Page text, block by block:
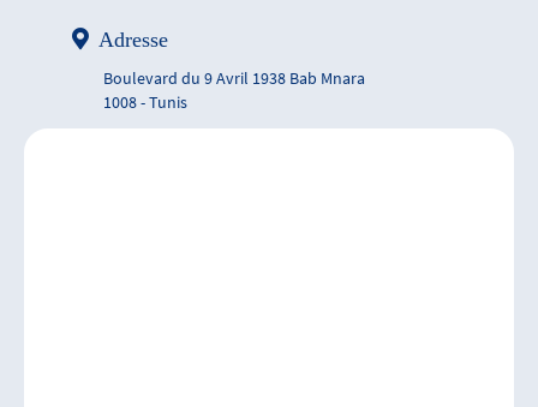
Adresse
Boulevard du 9 Avril 1938 Bab Mnara
1008 - Tunis